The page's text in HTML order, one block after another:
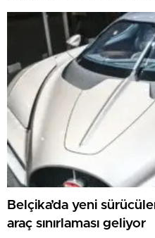
Belçika’da yeni
araç sınırlaması geliyor